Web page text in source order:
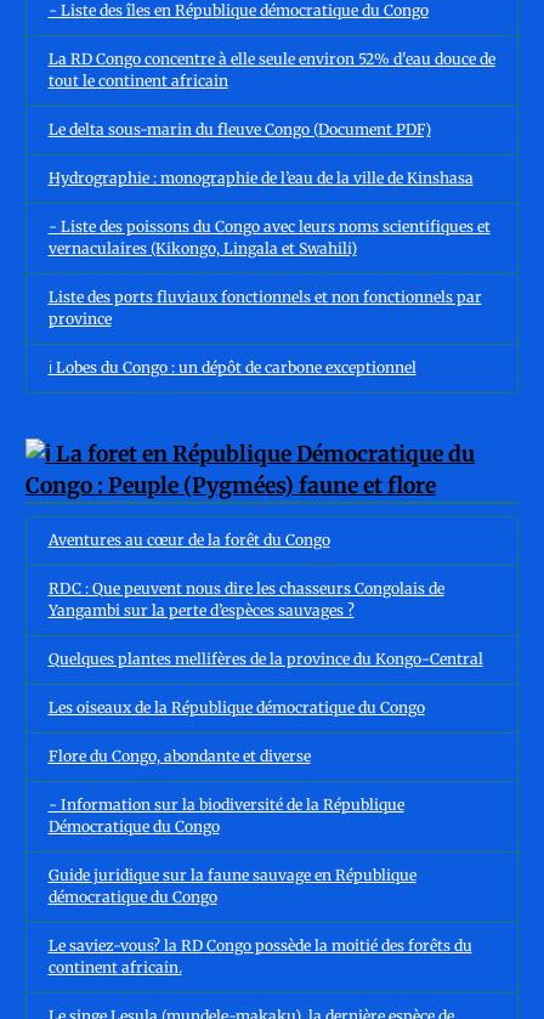
- Liste des îles en République démocratique du Congo
La RD Congo concentre à elle seule environ 52% d'eau douce de
tout le continent africain
Le delta sous-marin du fleuve Congo (Document PDF)
Hydrographie : monographie de l’eau de la ville de Kinshasa
- Liste des poissons du Congo avec leurs noms scientifiques et
vernaculaires (Kikongo, Lingala et Swahili)
Liste des ports fluviaux fonctionnels et non fonctionnels par
province
ℹ️ Lobes du Congo : un dépôt de carbone exceptionnel
Aventures au cœur de la forêt du Congo
RDC : Que peuvent nous dire les chasseurs Congolais de
Yangambi sur la perte d’espèces sauvages ?
Quelques plantes mellifères de la province du Kongo-Central
Les oiseaux de la République démocratique du Congo
Flore du Congo, abondante et diverse
- Information sur la biodiversité de la République
Démocratique du Congo
Guide juridique sur la faune sauvage en République
démocratique du Congo
Le saviez-vous? la RD Congo possède la moitié des forêts du
continent africain.